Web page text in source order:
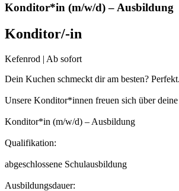
Konditor*in (m/w/d) – Ausbildung
Konditor/-in
Kefenrod | Ab sofort
Dein Kuchen schmeckt dir am besten?
Unsere Konditor*innen freuen sich über
Konditor*in (m/w/d) – Ausbildung
Qualifikation:
abgeschlossene Schulausbildung
Ausbildungsdauer: